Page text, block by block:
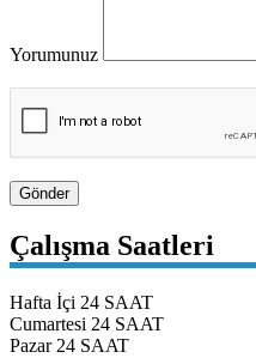
Yorumunuz
Gönder
Çalışma Saatleri
Hafta İçi 24 SAAT
Cumartesi 24 SAAT
Pazar 24 SAAT